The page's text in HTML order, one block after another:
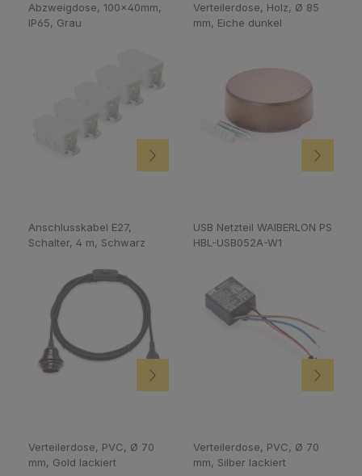
Abzweigdose, 100x40mm,
IP65, Grau
Verteilerdose, Holz, Ø 85
mm, Eiche dunkel
Anschlusskabel E27,
Schalter, 4 m, Schwarz
USB Netzteil WAIBERLON PS
HBL-USB052A-W1
Verteilerdose, PVC, Ø 70
mm, Gold lackiert
Verteilerdose, PVC, Ø 70
mm, Silber lackiert